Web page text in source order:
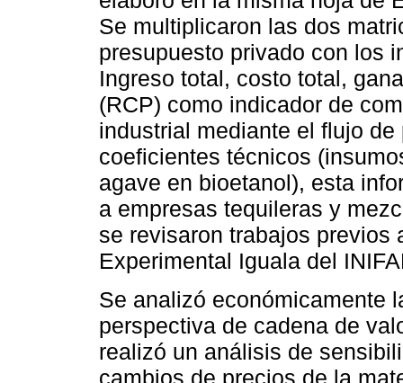
Se multiplicaron las dos
presupuesto privado con los
Ingreso total, costo total,
(RCP) como indicador de
industrial mediante el flujo
coeficientes técnicos
agave en bioetanol), esta
a empresas tequileras y
se revisaron trabajos previos
Experimental Iguala del
Se analizó económicamente
perspectiva de cadena de
realizó un análisis de
cambios de precios de la